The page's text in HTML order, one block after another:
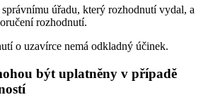
úřadu, který rozhodnutí vydal, a
rozhodnutí.
o uzavírce nemá odkladný účinek.
být uplatněny v případě